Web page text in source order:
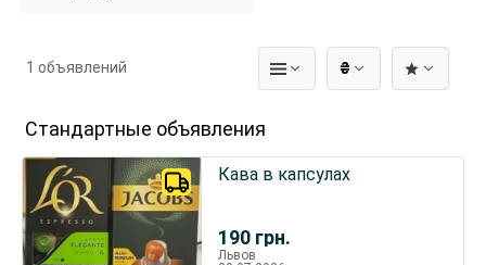
₴
1 объявлений
Стандартные объявления
190 грн.
Кава в капсулах
Львов